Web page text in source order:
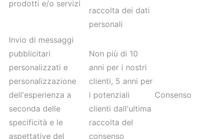
prodotti e/o servizi
raccolta dei dati
personali
Invio di messaggi
pubblicitari
personalizzati e
personalizzazione
dell'esperienza a
seconda delle
specificità e le
aspettative del
Non più di 10
anni per i nostri
clienti, 5 anni per
i potenziali
clienti dall'ultima
raccolta del
consenso
Consenso